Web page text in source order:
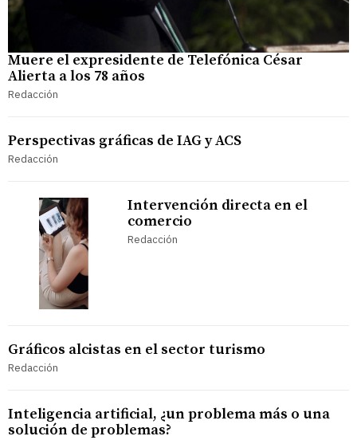
Muere el expresidente de Telefónica César
Alierta a los 78 años
Redacción
Perspectivas gráficas de IAG y ACS
Redacción
Intervención directa en el
comercio
Redacción
Gráficos alcistas en el sector turismo
Redacción
Inteligencia artificial, ¿un problema más o una
solución de problemas?